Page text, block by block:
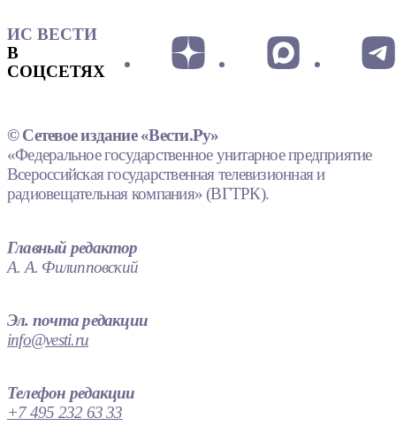
ИС ВЕСТИ
В
СОЦСЕТЯХ
© Сетевое издание «Вести.Ру»
«Федеральное государственное унитарное предприятие
Всероссийская государственная телевизионная и
радиовещательная компания» (ВГТРК).
Главный редактор
А. А. Филипповский
Эл. почта редакции
info@vesti.ru
Телефон редакции
+7 495 232 63 33